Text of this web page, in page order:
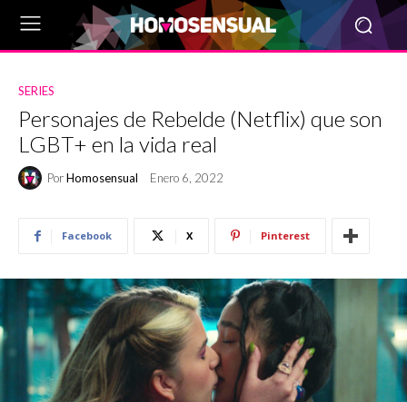
SERIES
Personajes de Rebelde (Netflix) que son
LGBT+ en la vida real
PorHomosensual Enero 6, 2022
Facebook X Pinterest